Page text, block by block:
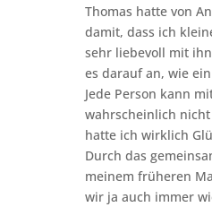
Thomas hatte von
damit, dass ich
sehr liebevoll mit
es darauf an, wie
Jede Person kann
wahrscheinlich
hatte ich wirklich
Durch das
meinem früheren
wir ja auch immer